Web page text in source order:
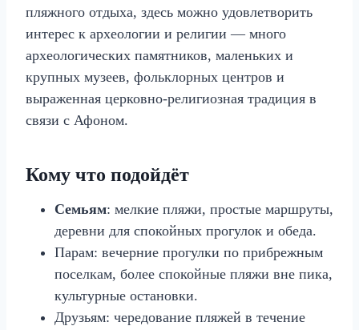
пляжного отдыха, здесь можно удовлетворить
интерес к археологии и религии — много
археологических памятников, маленьких и
крупных музеев, фольклорных центров и
выраженная церковно‑религиозная традиция в
связи с Афоном.
Кому что подойдёт
Семьям: мелкие пляжи, простые маршруты,
деревни для спокойных прогулок и обеда.
Парам: вечерние прогулки по прибрежным
поселкам, более спокойные пляжи вне пика,
культурные остановки.
Друзьям: чередование пляжей в течение